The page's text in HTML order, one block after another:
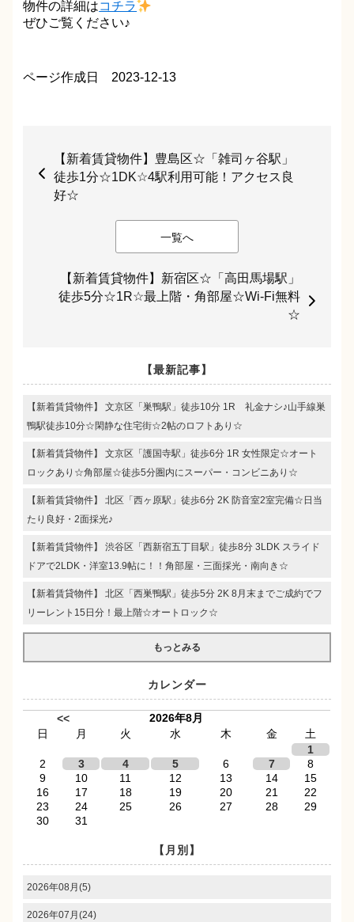
物件の詳細はコチラ
ぜひご覧ください♪
ページ作成日 2023-12-13
【新着賃貸物件】豊島区☆「雑司ヶ谷駅」
徒歩1分☆1DK☆4駅利用可能！アクセス良
好☆
一覧へ
【新着賃貸物件】新宿区☆「高田馬場駅」
徒歩5分☆1R☆最上階・角部屋☆Wi-Fi無料
☆
【最新記事】
【新着賃貸物件】 文京区「巣鴨駅」徒歩10分 1R 礼金ナシ♪山手線巣
鴨駅徒歩10分☆閑静な住宅街☆2帖のロフトあり☆
【新着賃貸物件】 文京区「護国寺駅」徒歩6分 1R 女性限定☆オート
ロックあり☆角部屋☆徒歩5分圏内にスーパー・コンビニあり☆
【新着賃貸物件】 北区「西ヶ原駅」徒歩6分 2K 防音室2室完備☆日当
たり良好・2面採光♪
【新着賃貸物件】 渋谷区「西新宿五丁目駅」徒歩8分 3LDK スライド
ドアで2LDK・洋室13.9帖に！！角部屋・三面採光・南向き☆
【新着賃貸物件】 北区「西巣鴨駅」徒歩5分 2K 8月末までご成約でフ
リーレント15日分！最上階☆オートロック☆
もっとみる
カレンダー
<<
2026年8月
日
月 火 水 木 金
土
1
2
3 4 5 6 7
8
9
10 11 12 13 14
15
16
17 18 19 20 21
22
23
24 25 26 27 28
29
30
31
【月別】
2026年08月(5)
2026年07月(24)